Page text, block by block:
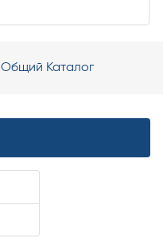
Общий Каталог